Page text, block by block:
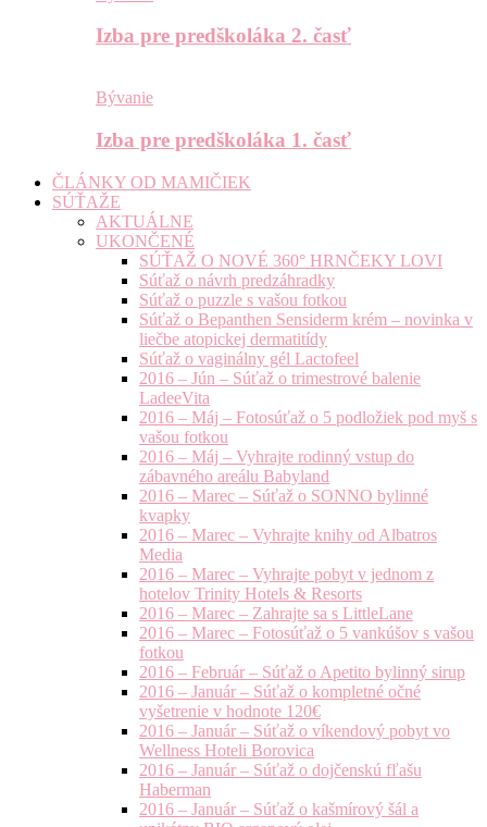
Izba pre predškoláka 2. časť
Bývanie
Izba pre predškoláka 1. časť
ČLÁNKY OD MAMIČIEK
SÚŤAŽE
AKTUÁLNE
UKONČENÉ
SÚŤAŽ O NOVÉ 360° HRNČEKY LOVI
Súťaž o návrh predzáhradky
Súťaž o puzzle s vašou fotkou
Súťaž o Bepanthen Sensiderm krém – novinka v
liečbe atopickej dermatitídy
Súťaž o vaginálny gél Lactofeel
2016 – Jún – Súťaž o trimestrové balenie
LadeeVita
2016 – Máj – Fotosúťaž o 5 podložiek pod myš s
vašou fotkou
2016 – Máj – Vyhrajte rodinný vstup do
zábavného areálu Babyland
2016 – Marec – Súťaž o SONNO bylinné
kvapky
2016 – Marec – Vyhrajte knihy od Albatros
Media
2016 – Marec – Vyhrajte pobyt v jednom z
hotelov Trinity Hotels & Resorts
2016 – Marec – Zahrajte sa s LittleLane
2016 – Marec – Fotosúťaž o 5 vankúšov s vašou
fotkou
2016 – Február – Súťaž o Apetito bylinný sirup
2016 – Január – Súťaž o kompletné očné
vyšetrenie v hodnote 120€
2016 – Január – Súťaž o víkendový pobyt vo
Wellness Hoteli Borovica
2016 – Január – Súťaž o dojčenskú fľašu
Haberman
2016 – Január – Súťaž o kašmírový šál a